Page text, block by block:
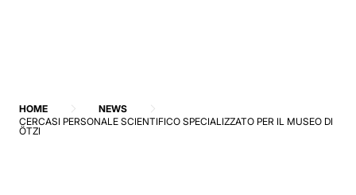
HOME
NEWS
CERCASI PERSONALE SCIENTIFICO SPECIALIZZATO PER IL MUSEO DI
ÖTZI